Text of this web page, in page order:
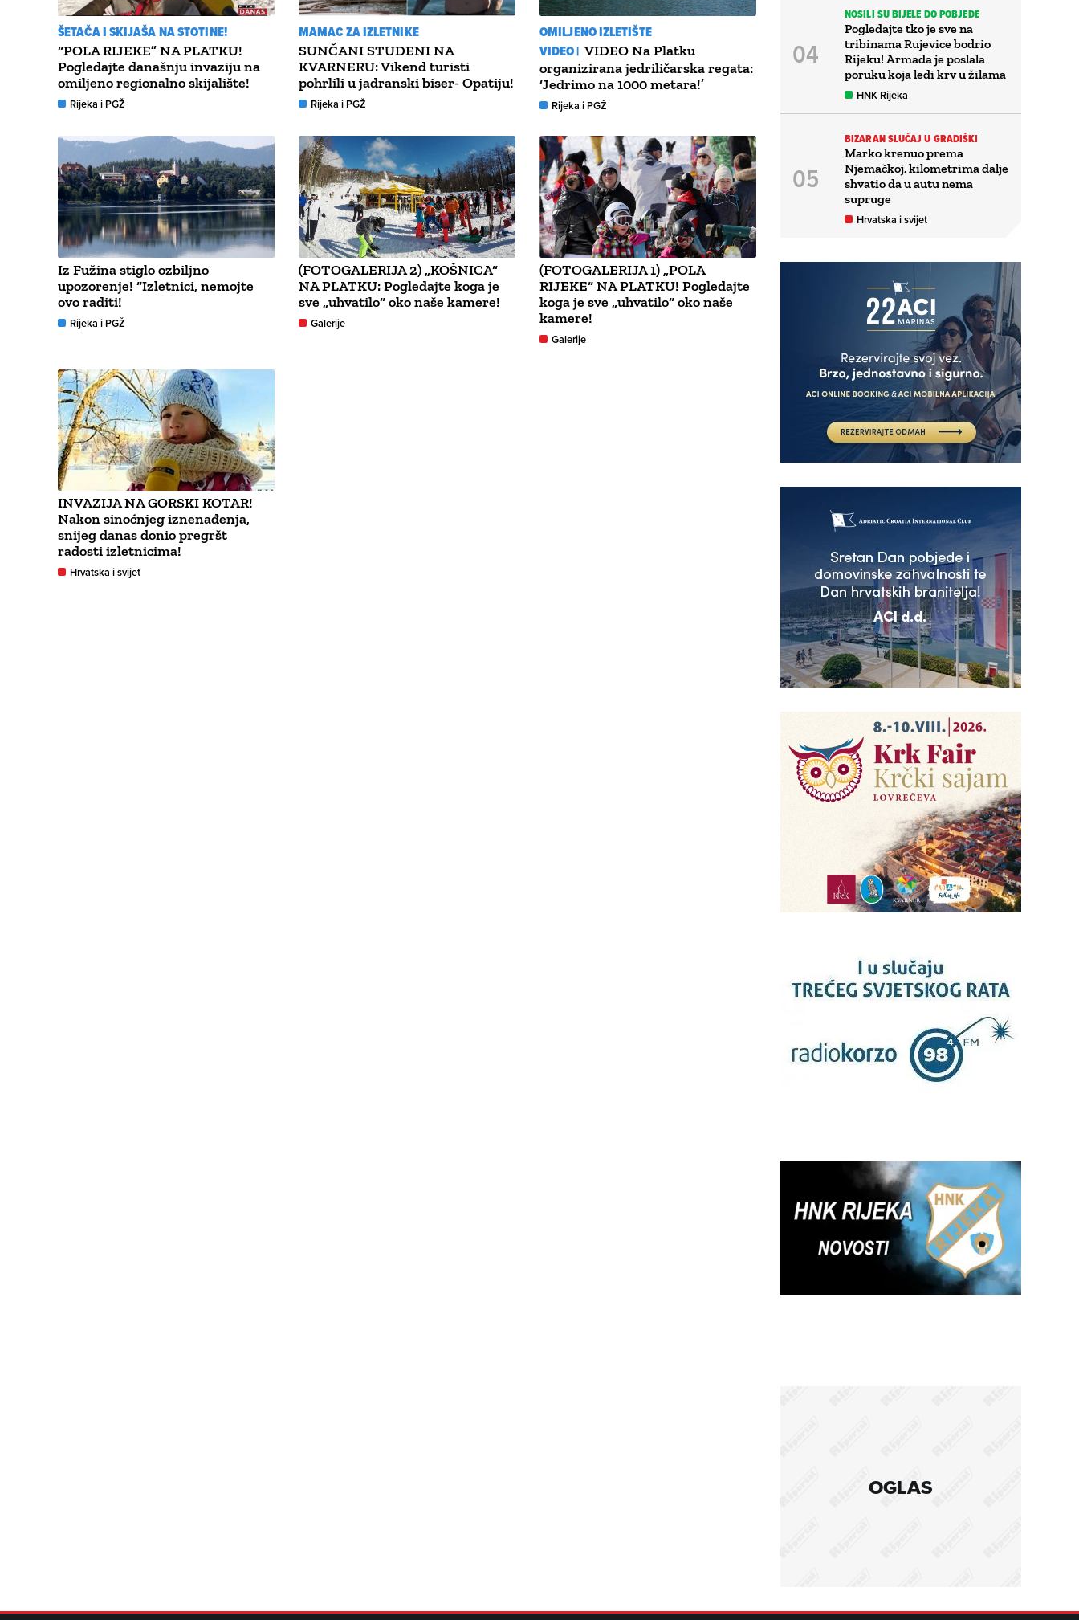
ŠETAČA I SKIJAŠA NA STOTINE!
“POLA RIJEKE” NA PLATKU!
Pogledajte današnju invaziju na
omiljeno regionalno skijalište!
Rijeka i PGŽ
MAMAC ZA IZLETNIKE
SUNČANI STUDENI NA
KVARNERU: Vikend turisti
pohrlili u jadranski biser- Opatiju!
Rijeka i PGŽ
OMILJENO IZLETIŠTE
VIDEO | VIDEO Na Platku
organizirana jedriličarska regata:
‘Jedrimo na 1000 metara!’
Rijeka i PGŽ
Iz Fužina stiglo ozbiljno
upozorenje! “Izletnici, nemojte
ovo raditi!
Rijeka i PGŽ
(FOTOGALERIJA 2) „KOŠNICA“
NA PLATKU: Pogledajte koga je
sve „uhvatilo“ oko naše kamere!
Galerije
(FOTOGALERIJA 1) „POLA
RIJEKE“ NA PLATKU! Pogledajte
koga je sve „uhvatilo“ oko naše
kamere!
Galerije
INVAZIJA NA GORSKI KOTAR!
Nakon sinoćnjeg iznenađenja,
snijeg danas donio pregršt
radosti izletnicima!
Hrvatska i svijet
NOSILI SU BIJELE DO POBJEDE
Pogledajte tko je sve na
tribinama Rujevice bodrio
Rijeku! Armada je poslala
poruku koja ledi krv u žilama
HNK Rijeka
BIZARAN SLUČAJ U GRADIŠKI
Marko krenuo prema
Njemačkoj, kilometrima dalje
shvatio da u autu nema
supruge
Hrvatska i svijet
OGLAS